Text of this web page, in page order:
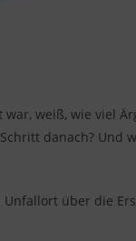
weiß, wie viel
danach? Und
über die